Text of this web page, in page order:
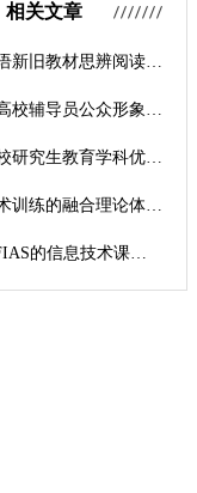
相关文章
新旧教材思辨阅读任
校辅导员公众形象塑
研究生教育学科优化
训练的融合理论体系
的信息技术课堂